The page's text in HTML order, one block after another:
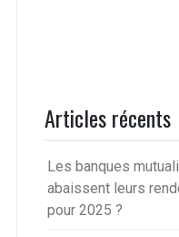
Articles récents
Les banques
abaissent leurs
pour 2025 ?